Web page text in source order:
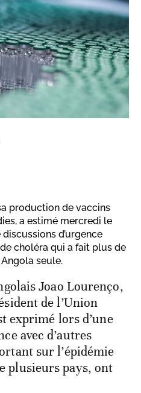
production de vaccins
a estimé mercredi le
d’urgence
choléra qui a fait plus de
seule.
Joao Lourenço,
de l’Union
exprimé lors d’une
avec d’autres
sur l’épidémie
plusieurs pays, ont